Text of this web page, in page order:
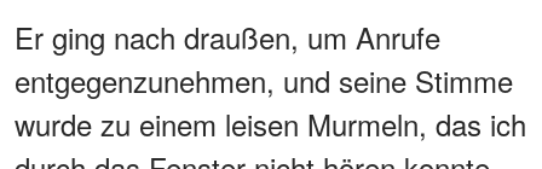
Er ging nach draußen, um Anrufe
entgegenzunehmen, und seine Stimme
wurde zu einem leisen Murmeln, das ich